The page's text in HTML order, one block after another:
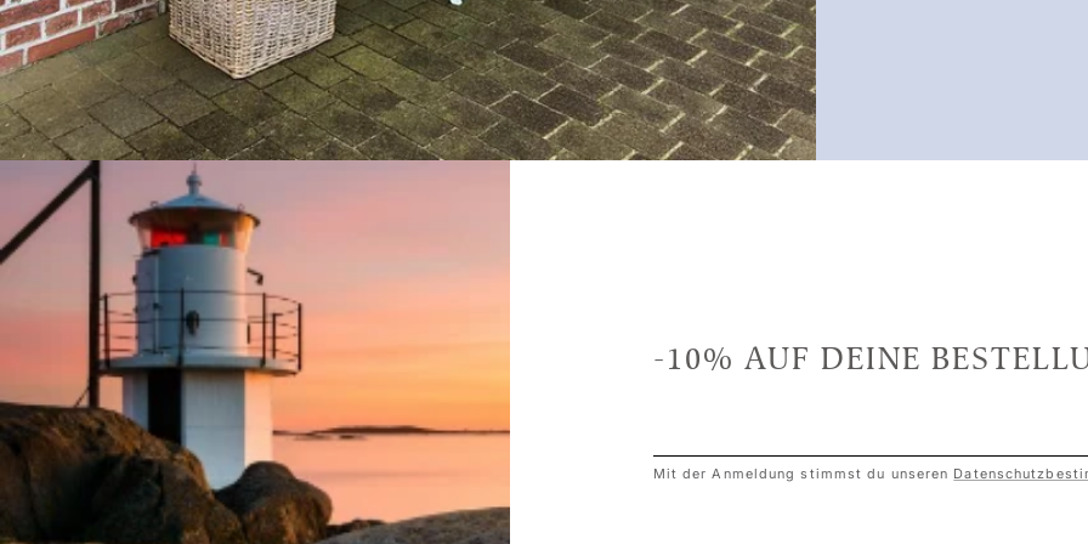
-10% AUF DEINE
Mit der Anmeldung stimmst du unseren